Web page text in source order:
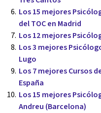
Los 15 mejores
del TOC en Madrid
Los 12 mejores
Los 3 mejores
Lugo
Los 7 mejores Cursos
España
Los 15 mejores
Andreu (Barcelona)